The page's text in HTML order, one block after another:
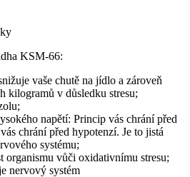
KSM-66:
vaše chutě na jídlo a zároveň
kilogramů v důsledku stresu;
napětí: Princip vás chrání před
chrání před hypotenzí. Je to jistá
systému;
organismu vůči oxidativnímu stresu;
nervový systém